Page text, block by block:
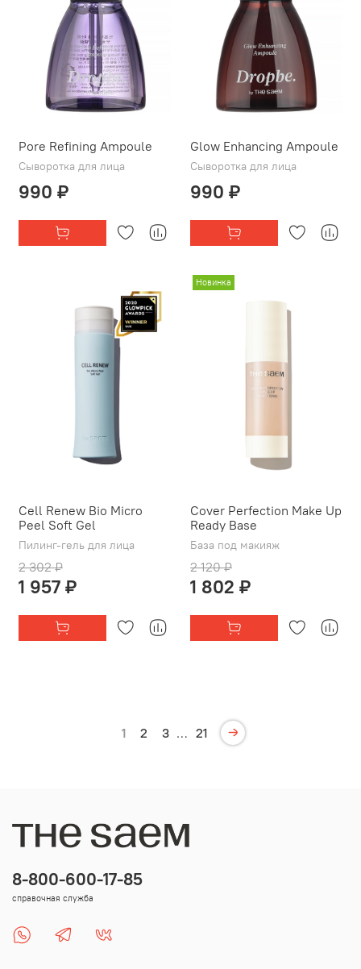
Pore Refining Ampoule
Сыворотка для лица
990 ₽
Glow Enhancing Ampoule
Сыворотка для лица
990 ₽
Cell Renew Bio Micro
Peel Soft Gel
Пилинг-гель для лица
2 302 ₽
1 957 ₽
Новинка
Cover Perfection Make Up
Ready Base
База под макияж
2 120 ₽
1 802 ₽
1 2 3 … 21
8-800-600-17-85
справочная служба